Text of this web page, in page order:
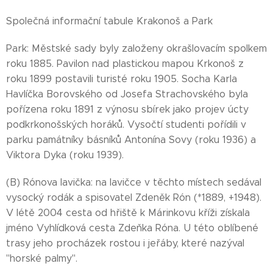
Společná informační tabule Krakonoš a Park
Park: Městské sady byly založeny okrašlovacím spolkem
roku 1885. Pavilon nad plastickou mapou Krkonoš z
roku 1899 postavili turisté roku 1905. Socha Karla
Havlíčka Borovského od Josefa Strachovského byla
pořízena roku 1891 z výnosu sbírek jako projev úcty
podkrkonošských horáků. Vysočtí studenti pořídili v
parku památníky básníků Antonína Sovy (roku 1936) a
Viktora Dyka (roku 1939).
(B) Rónova lavička: na lavičce v těchto místech sedával
vysocký rodák a spisovatel Zdeněk Rón (*1889, +1948).
V létě 2004 cesta od hřiště k Márinkovu kříži získala
jméno Vyhlídková cesta Zdeňka Róna. U této oblíbené
trasy jeho procházek rostou i jeřáby, které nazýval
"horské palmy".